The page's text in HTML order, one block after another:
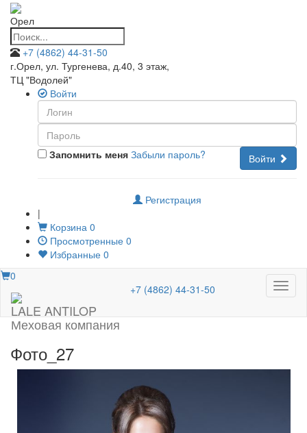
Орел
+7 (4862) 44-31-50
г.Орел, ул. Тургенева, д.40, 3 этаж,
ТЦ "Водолей"
Войти
Запомнить меня Войти
Забыли пароль?
Регистрация
|
Корзина 0
Просмотренные 0
Избранные 0
Меню
0
LALE ANTILOP
Меховая компания
+7 (4862) 44-31-50
Фото_27